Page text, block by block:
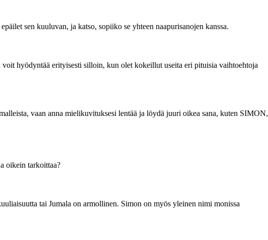
sen kuuluvan, ja katso, sopiiko se yhteen naapurisanojen kanssa.
hyödyntää erityisesti silloin, kun olet kokeillut useita eri pituisia vaihtoehtoja
vaan anna mielikuvituksesi lentää ja löydä juuri oikea sana, kuten SIMON,
oikein tarkoittaa?
tai Jumala on armollinen. Simon on myös yleinen nimi monissa